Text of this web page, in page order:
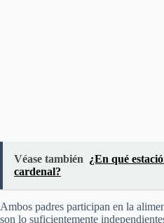
Véase también ¿En qué
cardenal?
Ambos padres participan en la
son lo suficientemente